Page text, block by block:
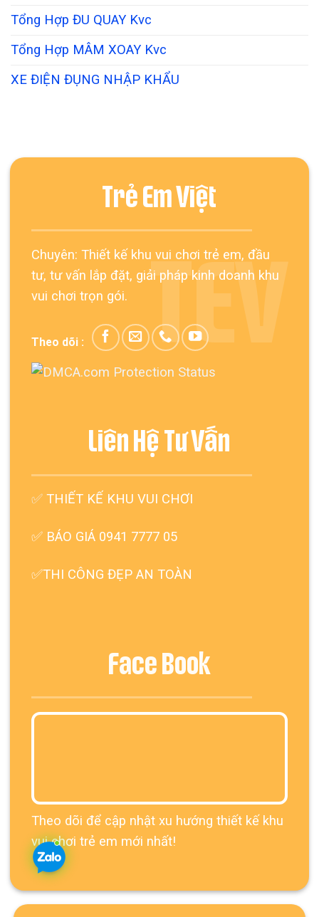
Tổng Hợp ĐU QUAY Kvc
Tổng Hợp MÂM XOAY Kvc
XE ĐIỆN ĐỤNG NHẬP KHẨU
Trẻ Em Việt
Chuyên: Thiết kế khu vui chơi trẻ em, đầu
tư, tư vấn lắp đặt, giải pháp kinh doanh khu
vui chơi trọn gói.
Theo dõi : TEV
Liên Hệ Tư Vấn
✅THIẾT KẾ KHU VUI CHƠI
✅ BÁO GIÁ 0941 7777 05
✅THI CÔNG ĐẸP AN TOÀN
Face Book
Theo dõi để cập nhật xu hướng thiết kế khu
vui chơi trẻ em mới nhất!